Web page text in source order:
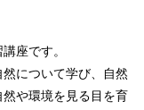
座です。
について学び、自然
や環境を見る目を育